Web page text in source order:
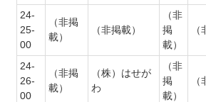
24-
25-
00
（非掲
載）
（非掲載）
（非
掲
載）
24-
26-
00
（非掲
載）
（株）はせが
わ
（非
掲
載）